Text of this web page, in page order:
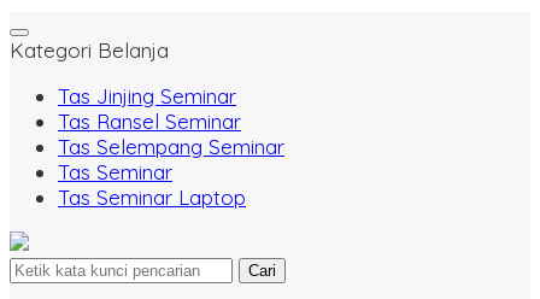
Kategori Belanja
Tas Jinjing Seminar
Tas Ransel Seminar
Tas Selempang Seminar
Tas Seminar
Tas Seminar Laptop
Cari